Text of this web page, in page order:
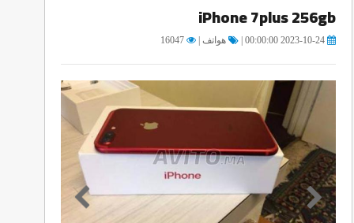
iPhone 7plus 256gb
2023-10-24 00:00:00 | هواتف | 16047